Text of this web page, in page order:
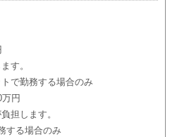
す。
で勤務する場合のみ
円
担します。
する場合のみ